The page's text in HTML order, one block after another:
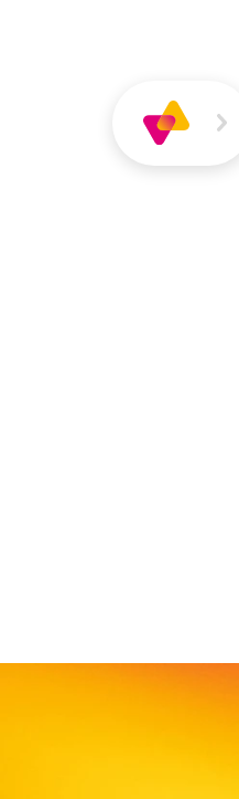
Über
VIVA